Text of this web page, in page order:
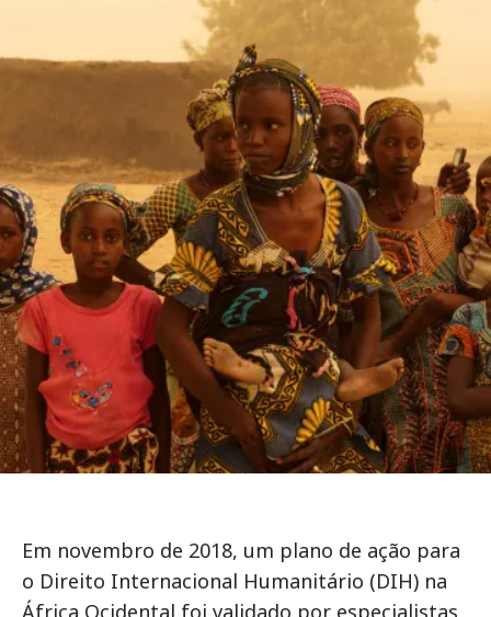
Em novembro de 2018, um plano de ação para
o Direito Internacional Humanitário (DIH) na
África Ocidental foi validado por especialistas